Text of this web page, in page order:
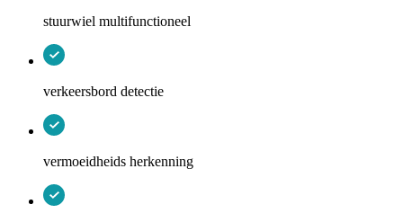
stuurwiel multifunctioneel
verkeersbord detectie
vermoeidheids herkenning